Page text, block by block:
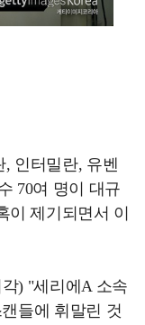
인터밀란, 유벤
70여 명이 대규
제기되면서 이
) "세리에A 소속
들에 휘말린 것